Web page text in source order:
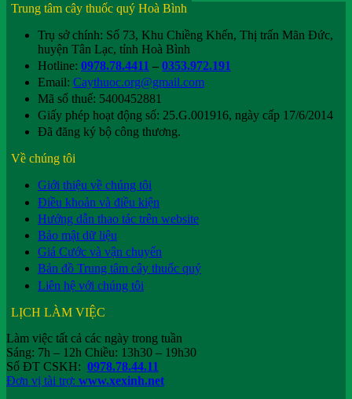
Trung tâm cây thuốc quý Hoà Bình
Trụ sở chính: Số 73, Khu Chiềng Khến, Thị trấn Mãn Đức,
huyện Tân Lạc, tỉnh Hoà Bình
Hotline: 0978.78.4411 – 0353.972.191
Email: Caythuoc.org@gmail.com
Mã số thuế: 5400452881
Giấy phép hoạt động số: 25.G.001916, ngày cấp 17/6/2014
Đã đăng ký bộ công thương.
Về chúng tôi
Giới thiệu về chúng tôi
Điều khoản và điều kiện
Hướng dẫn thao tác trên website
Bảo mật dữ liệu
Giá Cước và vận chuyển
Bản đồ Trung tâm cây thuốc quý
Liên hệ với chúng tôi
LỊCH LÀM VIỆC
Làm việc tất cả các ngày trong tuần
Sáng: 7h – 12h Chiều: 13h30 – 19h30
Số ĐT CSKH: 0978.78.44.11
Đơn vị tài trợ: www.xexinh.net